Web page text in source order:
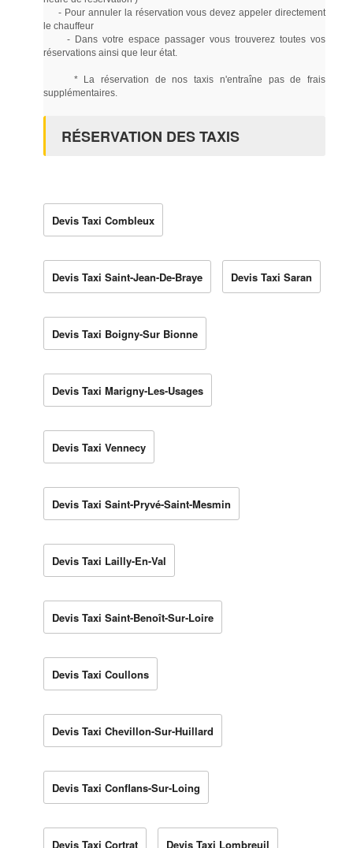
- Pour annuler la réservation vous devez appeler directement
le chauffeur
- Dans votre espace passager vous trouverez toutes vos
réservations ainsi que leur état.
* La réservation de nos taxis n'entraîne pas de frais
supplémentaires.
RÉSERVATION DES TAXIS
Devis Taxi Combleux
Devis Taxi Saint-Jean-De-Braye Devis Taxi Saran
Devis Taxi Boigny-Sur Bionne
Devis Taxi Marigny-Les-Usages
Devis Taxi Vennecy
Devis Taxi Saint-Pryvé-Saint-Mesmin
Devis Taxi Lailly-En-Val
Devis Taxi Saint-Benoît-Sur-Loire
Devis Taxi Coullons
Devis Taxi Chevillon-Sur-Huillard
Devis Taxi Conflans-Sur-Loing
Devis Taxi Cortrat Devis Taxi Lombreuil